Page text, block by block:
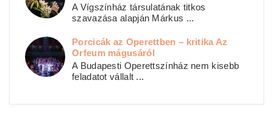
A Vígszínház társulatának titkos
szavazása alapján Márkus ...
Porcicák az Operettben – kritika Az
Orfeum mágusáról
A Budapesti Operettszínház nem kisebb
feladatot vállalt ...